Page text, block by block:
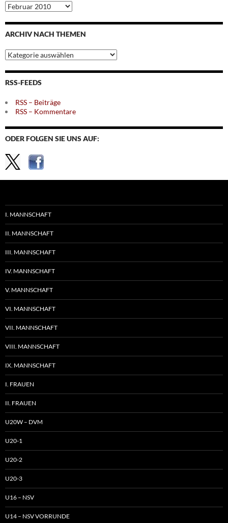
Archiv
nach
Monaten
ARCHIV NACH THEMEN
Archiv
nach
Themen
RSS-FEEDS
RSS – Beiträge
RSS – Kommentare
ODER FOLGEN SIE UNS AUF:
I. MANNSCHAFT
II. MANNSCHAFT
III. MANNSCHAFT
IV. MANNSCHAFT
V. MANNSCHAFT
VI. MANNSCHAFT
VII. MANNSCHAFT
VIII. MANNSCHAFT
IX. MANNSCHAFT
I. FRAUEN
II. FRAUEN
U20W – DVM
U20-1
U20-2
U20-3
U16 – NSV
U14 – NSV VORRUNDE